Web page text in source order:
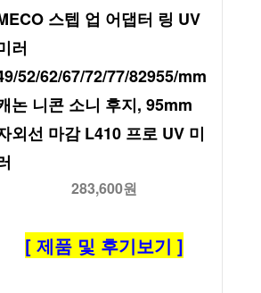
스텝 업 어댑터 링 UV
러
52/62/67/72/77/82955/mm
논 니콘 소니 후지, 95mm
외선 마감 L410 프로 UV 미
283,600원
[ 제품 및 후기보기 ]